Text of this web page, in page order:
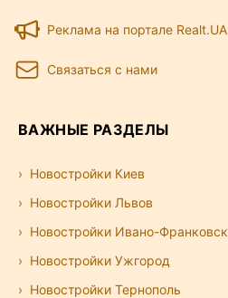
Реклама на портале Realt.UA
Связаться с нами
ВАЖНЫЕ РАЗДЕЛЫ
Новостройки Киев
Новостройки Львов
Новостройки Ивано-Франковск
Новостройки Ужгород
Новостройки Тернополь